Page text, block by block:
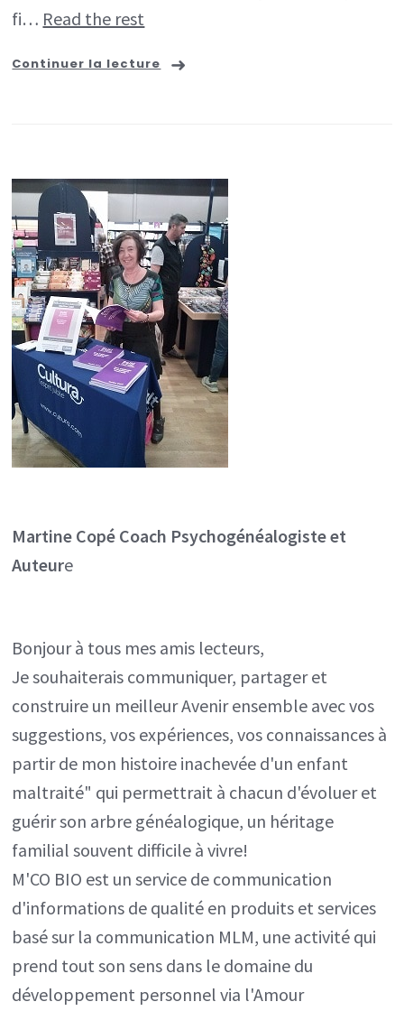
fi… Read the rest
Continuer la lecture
Martine Copé Coach Psychogénéalogiste et
Auteure
Bonjour à tous mes amis lecteurs,
Je souhaiterais communiquer, partager et
construire un meilleur Avenir ensemble avec vos
suggestions, vos expériences, vos connaissances à
partir de mon histoire inachevée d'un enfant
maltraité" qui permettrait à chacun d'évoluer et
guérir son arbre généalogique, un héritage
familial souvent difficile à vivre!
M'CO BIO est un service de communication
d'informations de qualité en produits et services
basé sur la communication MLM, une activité qui
prend tout son sens dans le domaine du
développement personnel via l'Amour